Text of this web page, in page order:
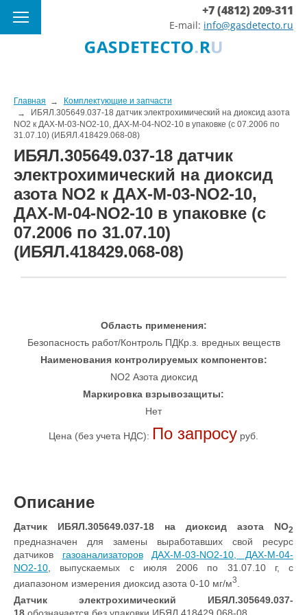
+7 (4812) 209-311
E-mail: info@gasdetecto.ru
Главная
Комплектующие и запчасти
ИБЯЛ.305649.037-18 датчик электрохимический на диоксид азота
NO2 к ДАХ-М-03-NO2-10, ДАХ-М-04-NO2-10 в упаковке (с 07.2006 по
31.07.10) (ИБЯЛ.418429.068-08)
ИБЯЛ.305649.037-18 датчик
электрохимический на диоксид
азота NO2 к ДАХ-М-03-NO2-10,
ДАХ-М-04-NO2-10 в упаковке (с
07.2006 по 31.07.10)
(ИБЯЛ.418429.068-08)
Область применения:
Безопасность работ/Контроль ПДКр.з. вредных веществ
Наименования контролируемых компонентов:
NO2 Азота диоксид
Маркировка взрывозащиты:
Нет
Цена (без учета НДС): По запросу руб.
Описание
Датчик ИБЯЛ.305649.037-18 на диоксид азота NO2
предназначен для замены выработавших свой ресурс
датчиков газоанализаторов
ДАХ-М-03-NO2-10, ДАХ-М-04-
NO2-10 , выпускаемых с июля 2006 по 31.07.10 г, с
диапазоном измерения диоксид азота 0-10 мг/м3
Датчик электрохимический ИБЯЛ.305649.037-